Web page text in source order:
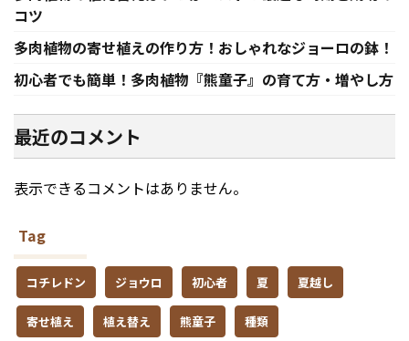
コツ
多肉植物の寄せ植えの作り方！おしゃれなジョーロの鉢！
初心者でも簡単！多肉植物『熊童子』の育て方・増やし方
最近のコメント
表示できるコメントはありません。
Tag
コチレドン ジョウロ 初心者 夏 夏越し
寄せ植え 植え替え 熊童子 種類